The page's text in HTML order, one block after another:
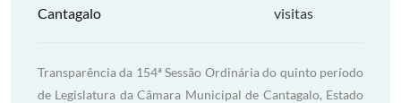
Cantagalo
visitas
Transparência da 154ª Sessão Ordinária do quinto período
de Legislatura da Câmara Municipal de Cantagalo, Estado